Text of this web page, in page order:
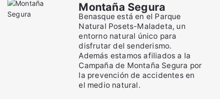
Montaña Segura
Benasque está en el Parque
Natural Posets-Maladeta, un
entorno natural único para
disfrutar del senderismo.
Además estamos afiliados a la
Campaña de Montaña Segura por
la prevención de accidentes en
el medio natural.